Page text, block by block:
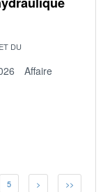
DU
Affaire
5 > >>